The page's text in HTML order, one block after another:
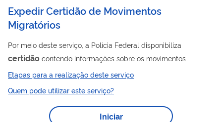
Expedir Certidão de Movimentos
Migratórios
Por meio deste serviço, a Polícia Federal disponibiliza
certidão contendo informações sobre os movimentos
migratórios, de entrada e saída do país, em viagens
internacionais, de brasileiros e migrantes que cruzam a
fronteira brasileira. ATENÇÃO! Constarão nas certidões de
movimentos migratórios apenas os registros efetuados a partir
Etapas para a realização deste serviço
Quem pode utilizar este serviço?
Iniciar